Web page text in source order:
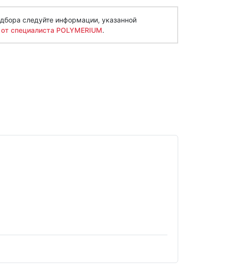
следуйте информации, указанной
специалиста POLYMERIUM.